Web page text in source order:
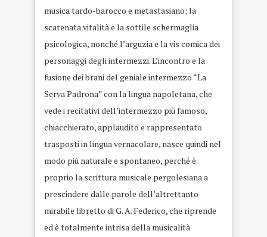
musica tardo-barocco e metastasiano; la
scatenata vitalità e la sottile schermaglia
psicologica, nonché l’arguzia e la vis comica dei
personaggi degli intermezzi. L’incontro e la
fusione dei brani del geniale intermezzo “La
Serva Padrona” con la lingua napoletana, che
vede i recitativi dell’intermezzo più famoso,
chiacchierato, applaudito e rappresentato
trasposti in lingua vernacolare, nasce quindi nel
modo più naturale e spontaneo, perché è
proprio la scrittura musicale pergolesiana a
prescindere dalle parole dell’altrettanto
mirabile libretto di G. A. Federico, che riprende
ed è totalmente intrisa della musicalità